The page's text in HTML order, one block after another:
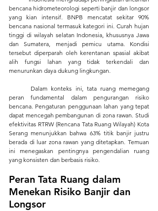
bencana hidrometeorologi seperti banjir dan longsor
yang kian intensif. BNPB mencatat sekitar 90%
bencana nasional termasuk kategori ini. Curah hujan
tinggi di wilayah selatan Indonesia, khususnya Jawa
dan Sumatera, menjadi pemicu utama. Kondisi
tersebut diperparah oleh kerentanan spasial akibat
alih fungsi lahan yang tidak terkendali dan
menurunkan daya dukung lingkungan.
peran fundamental dalam pengurangan risiko
bencana. Pengaturan penggunaan lahan yang tepat
dapat mencegah pembangunan di zona rawan. Studi
efektivitas RTRW (Rencana Tata Ruang Wilayah) Kota
Serang menunjukkan bahwa 63% titik banjir justru
berada di luar zona rawan yang ditetapkan. Temuan
ini menegaskan pentingnya pengendalian ruang
yang konsisten dan berbasis risiko.
Peran Tata Ruang dalam
Menekan Risiko Banjir dan
Longsor